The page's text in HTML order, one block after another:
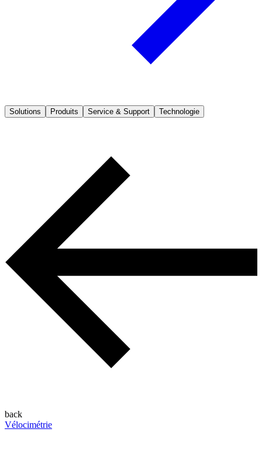
Solutions Produits Service & Support Technologie
back
Vélocimétrie